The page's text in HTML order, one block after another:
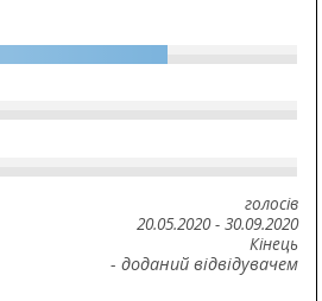
голосів
20.05.2020- 30.09.2020
Кінець
- доданий відвідувачем